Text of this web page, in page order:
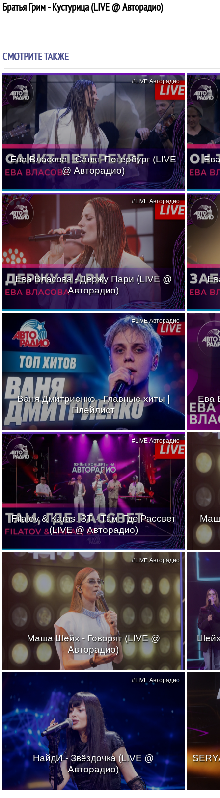
Братья Грим - Кустурица (LIVE @ Авторадио)
СМОТРИТЕ ТАКЖЕ
Ева Власова - Санкт-Петербург (LIVE
@ Авторадио)
#LIVE Авторадио
Ева Власова - Держу Пари (LIVE @
Авторадио)
#LIVE Авторадио
Ваня Дмитриенко - Главные хиты |
Плейлист
#LIVE Авторадио
Ева
Filatov & Karas, ST - Там, Где Рассвет
(LIVE @ Авторадио)
#LIVE Авторадио
Маша Шейх - Говорят (LIVE @
Авторадио)
#LIVE Авторадио
НайдИ - Звёздочка (LIVE @
Авторадио)
#LIVE Авторадио